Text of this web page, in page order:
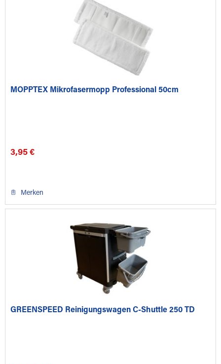
MOPPTEX Mikrofasermopp Professional 50cm
3,95 €
Merken
GREENSPEED Reinigungswagen C-Shuttle 250 TD